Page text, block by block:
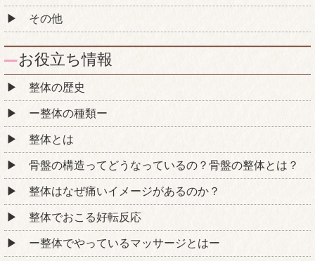
その他
お役立ち情報
整体の歴史
ー整体の種類ー
整体とは
骨盤の構造ってどうなっているの？骨盤の整体とは？
整体はなぜ痛いイメージがあるのか？
整体でおこる好転反応
ー整体でやっているマッサージとはー